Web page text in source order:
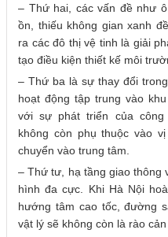
– Thứ hai, các vấn đề như
ồn, thiếu không gian xanh
ra các đô thị vệ tinh là giải
tạo điều kiện thiết kế môi
– Thứ ba là sự thay đổi
hoạt động tập trung vào
với sự phát triển của công
không còn phụ thuộc vào
chuyển vào trung tâm.
– Thứ tư, hạ tầng giao thông
hình đa cực. Khi Hà Nội
hướng tâm cao tốc, đường
vật lý sẽ không còn là rào cản